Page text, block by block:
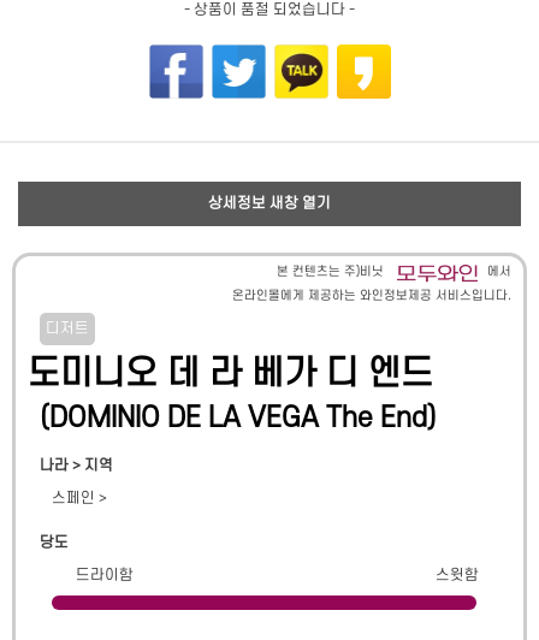
- 상품이 품절 되었습니다 -
상세정보 새창 열기
본 컨텐츠는 주)비닛
에서
온라인몰에게 제공하는 와인정보제공 서비스입니다.
디저트
도미니오 데 라 베가 디 엔드
(DOMINIO DE LA VEGA The End)
나라 > 지역
스페인 >
당도
드라이함
스윗함